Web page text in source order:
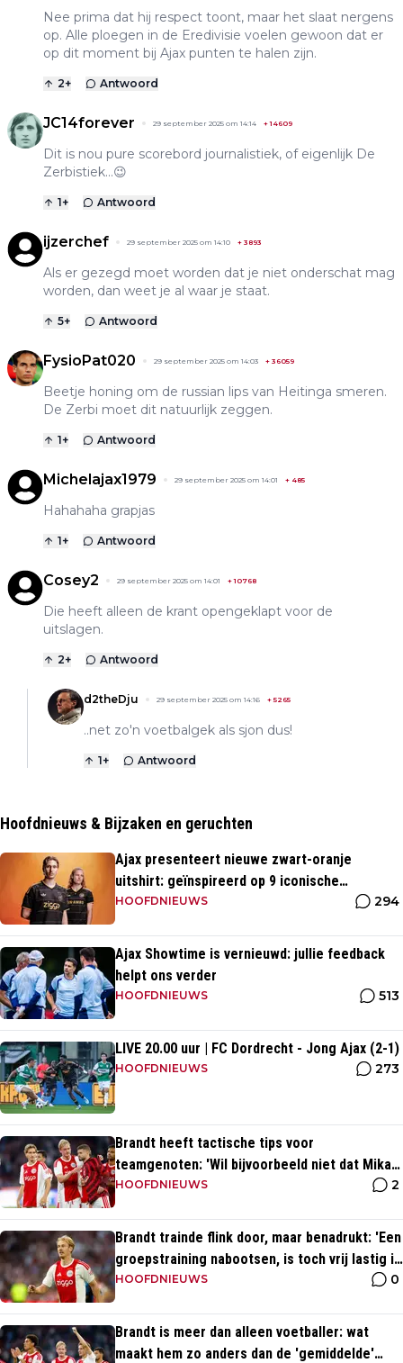
Nee prima dat hij respect toont, maar het slaat nergens
op. Alle ploegen in de Eredivisie voelen gewoon dat er
op dit moment bij Ajax punten te halen zijn.
2+ Antwoord
JC14forever 29 september 2025 om 14:14 +14609
Dit is nou pure scorebord journalistiek, of eigenlijk De
Zerbistiek...😉
1+ Antwoord
ijzerchef 29 september 2025 om 14:10 + 3893
Als er gezegd moet worden dat je niet onderschat mag
worden, dan weet je al waar je staat.
5+ Antwoord
FysioPat020 29 september 2025 om 14:03 + 36059
Beetje honing om de russian lips van Heitinga smeren.
De Zerbi moet dit natuurlijk zeggen.
1+ Antwoord
Michelajax1979 29 september 2025 om 14:01 + 485
Hahahaha grapjas
1+ Antwoord
Cosey2 29 september 2025 om 14:01 +10768
Die heeft alleen de krant opengeklapt voor de
uitslagen.
2+ Antwoord
d2theDju 29 september 2025 om 14:16 + 5265
..net zo'n voetbalgek als sjon dus!
1+ Antwoord
Hoofdnieuws & Bijzaken en geruchten
Ajax presenteert nieuwe zwart-oranje
uitshirt: geïnspireerd op 9 iconische
momenten uit clubhistorie
HOOFDNIEUWS 294
Ajax Showtime is vernieuwd: jullie feedback
helpt ons verder
HOOFDNIEUWS 513
LIVE 20.00 uur | FC Dordrecht - Jong Ajax (2-1)
HOOFDNIEUWS 273
Brandt heeft tactische tips voor
teamgenoten: 'Wil bijvoorbeeld niet dat Mika
te veel naar binnen komt'
HOOFDNIEUWS 2
Brandt trainde flink door, maar benadrukt: 'Een
groepstraining nabootsen, is toch vrij lastig in
je eentje'
HOOFDNIEUWS 0
Brandt is meer dan alleen voetballer: wat
maakt hem zo anders dan de 'gemiddelde'